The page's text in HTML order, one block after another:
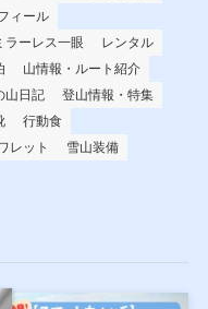
ィール
ラーレス一眼
レンタル
山情報・ルート紹介
山日記
登山情報・特集
行動食
レット 雪山装備